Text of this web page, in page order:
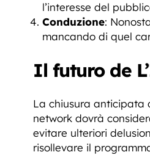
l’interesse del
Conduzione:
mancando di quel
Il futuro de
La chiusura anticipata
network dovrà
evitare ulteriori
risollevare il